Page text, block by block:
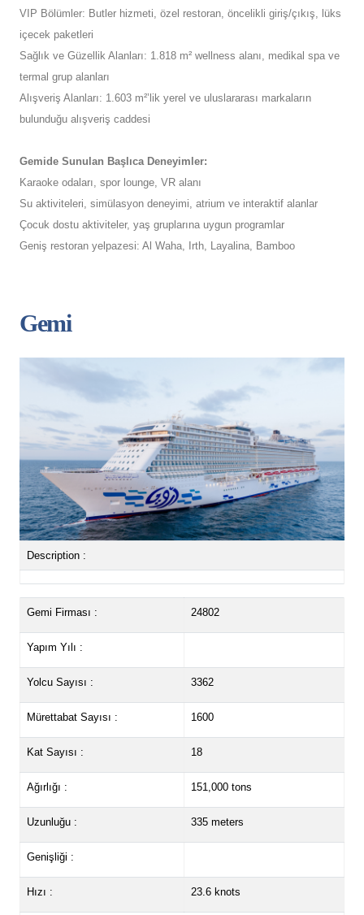
VIP Bölümler: Butler hizmeti, özel restoran, öncelikli giriş/çıkış, lüks
içecek paketleri
Sağlık ve Güzellik Alanları: 1.818 m² wellness alanı, medikal spa ve
termal grup alanları
Alışveriş Alanları: 1.603 m²’lik yerel ve uluslararası markaların
bulunduğu alışveriş caddesi
Gemide Sunulan Başlıca Deneyimler:
Karaoke odaları, spor lounge, VR alanı
Su aktiviteleri, simülasyon deneyimi, atrium ve interaktif alanlar
Çocuk dostu aktiviteler, yaş gruplarına uygun programlar
Geniş restoran yelpazesi: Al Waha, Irth, Layalina, Bamboo
Gemi
Description :
Gemi Firması : 24802
Yapım Yılı :
Yolcu Sayısı : 3362
Mürettabat Sayısı : 1600
Kat Sayısı : 18
Ağırlığı : 151,000 tons
Uzunluğu : 335 meters
Genişliği :
Hızı : 23.6 knots